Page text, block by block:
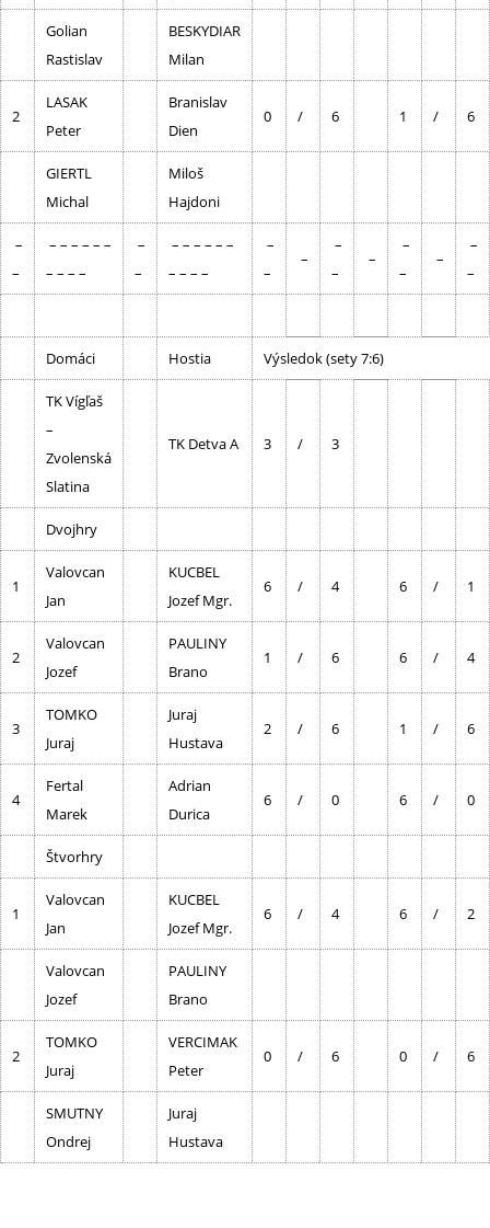
Golian
Rastislav
BESKYDIAR
Milan
2
LASAK
Peter
Branislav
Dien
0 / 6 1 / 6
GIERTL
Michal
Miloš
Hajdoni
–
–
– – – – – –
– – – –
–
–
– – – – – –
– – – –
–
–
–
–
–
–
–
–
–
–
–
Domáci Hostia Výsledok (sety 7:6)
TK Vígľaš
–
Zvolenská
Slatina
TK Detva A 3 / 3
Dvojhry
1
Valovcan
Jan
KUCBEL
Jozef Mgr.
6 / 4 6 / 1
2
Valovcan
Jozef
PAULINY
Brano
1 / 6 6 / 4
3
TOMKO
Juraj
Juraj
Hustava
2 / 6 1 / 6
4
Fertal
Marek
Adrian
Durica
6 / 0 6 / 0
Štvorhry
1
Valovcan
Jan
KUCBEL
Jozef Mgr.
6 / 4 6 / 2
Valovcan
Jozef
PAULINY
Brano
2
TOMKO
Juraj
VERCIMAK
Peter
0 / 6 0 / 6
SMUTNY
Ondrej
Juraj
Hustava